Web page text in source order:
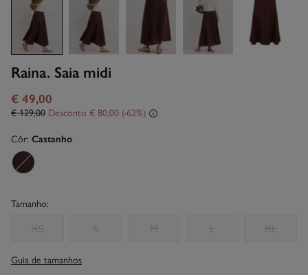
Raina. Saia midi
€ 49,00
€ 129,00 Desconto € 80,00 62
Côr: Castanho
Tamanho:
XS S M L XL
Guia de tamanhos